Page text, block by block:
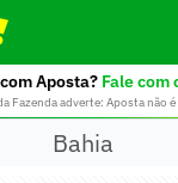
Aposta? Fale com
Fazenda adverte: Aposta não
Bahia